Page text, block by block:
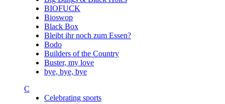
BIOFUCK
Bioswop
Black Box
Bleibt ihr noch zum Essen?
Bodo
Builders of the Country
Buster, my love
bye, bye, bye
C
Celebrating sports